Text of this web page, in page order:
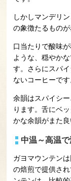
しかしマンデリ
の象徴たるものが
口当たりで酸味
ような、穏やか
す。さらにスパ
ないコーヒーです
余韻はスパイシ
ります。舌にベ
かな余韻がまた良
中温～高温で
ガヨマウンテン
の焙煎で提供さ